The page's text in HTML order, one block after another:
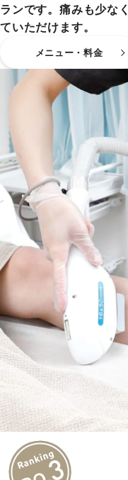
ランです。痛みも少な
ていただけます。
メニュー・料金